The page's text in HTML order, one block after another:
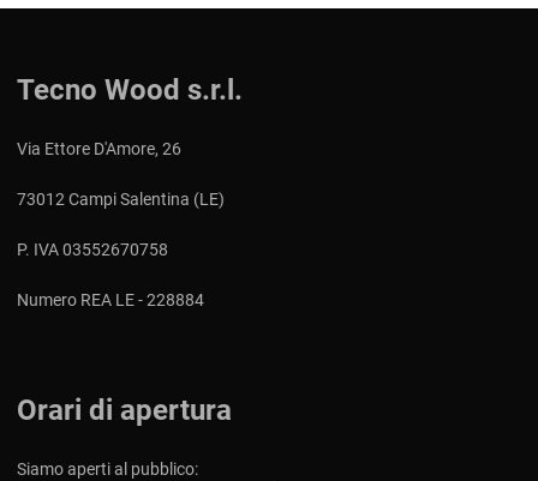
Tecno Wood s.r.l.
Via Ettore D'Amore, 26
73012 Campi Salentina (LE)
P. IVA 03552670758
Numero REA LE - 228884
Orari di apertura
Siamo aperti al pubblico: